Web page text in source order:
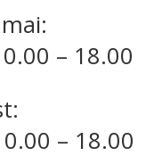
– 18.00
– 18.00